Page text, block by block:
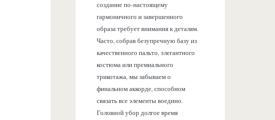
создание по-настоящему
гармоничного и завершенного
образа требует внимания к деталям.
Часто, собрав безупречную базу из
качественного пальто, элегантного
костюма или премиального
трикотажа, мы забываем о
финальном аккорде, способном
связать все элементы воедино.
Головной убор долгое время